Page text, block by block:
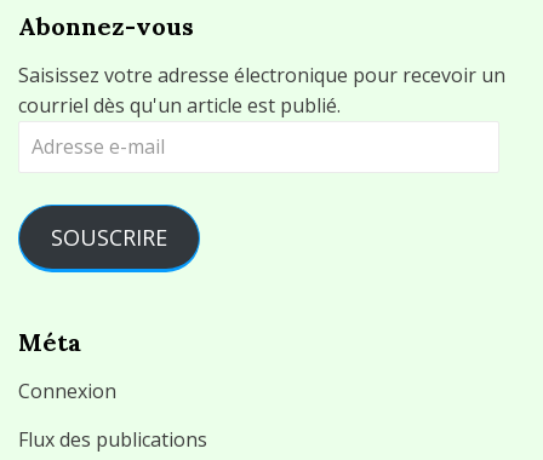
Abonnez-vous
Saisissez votre adresse électronique pour recevoir un
courriel dès qu'un article est publié.
Adresse
SOUSCRIRE
Méta
Connexion
Flux des publications